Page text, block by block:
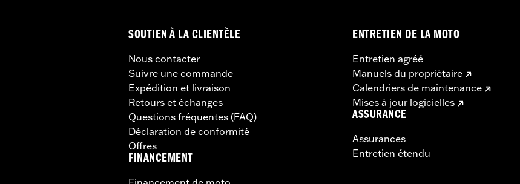
SOUTIEN À LA CLIENTÈLE
Nous contacter
Suivre une commande
Expédition et livraison
Retours et échanges
Questions fréquentes (FAQ)
Déclaration de conformité
Offres
FINANCEMENT
ENTRETIEN DE LA MOTO
Entretien agréé
Manuels du propriétaire
Calendriers de maintenance
Mises à jour logicielles
ASSURANCE
Assurances
Entretien étendu